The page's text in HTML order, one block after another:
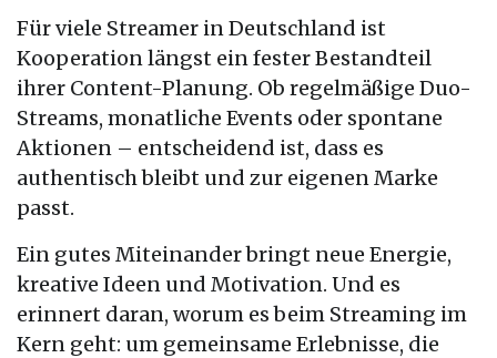
Für viele Streamer in Deutschland ist
Kooperation längst ein fester Bestandteil
ihrer Content-Planung. Ob regelmäßige Duo-
Streams, monatliche Events oder spontane
Aktionen – entscheidend ist, dass es
authentisch bleibt und zur eigenen Marke
passt.
Ein gutes Miteinander bringt neue Energie,
kreative Ideen und Motivation. Und es
erinnert daran, worum es beim Streaming im
Kern geht: um gemeinsame Erlebnisse, die